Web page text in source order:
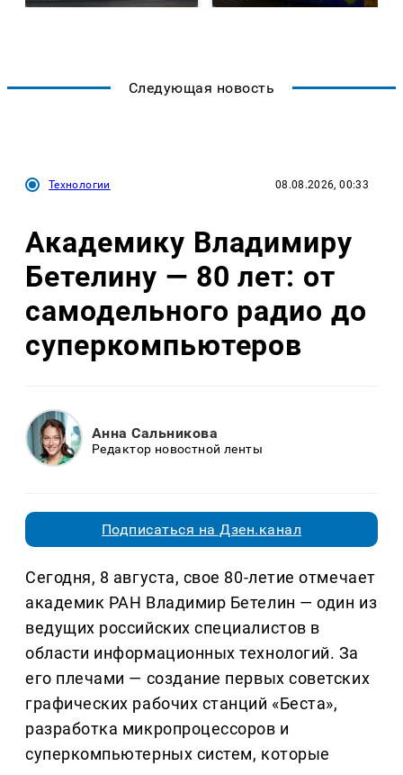
Следующая новость
Технологии 08.08.2026, 00:33
Академику Владимиру
Бетелину — 80 лет: от
самодельного радио до
суперкомпьютеров
Анна Сальникова
Редактор новостной ленты
Подписаться на Дзен.канал
Сегодня, 8 августа, свое 80-летие отмечает
академик РАН Владимир Бетелин — один из
ведущих российских специалистов в
области информационных технологий. За
его плечами — создание первых советских
графических рабочих станций «Беста»,
разработка микропроцессоров и
суперкомпьютерных систем, которые